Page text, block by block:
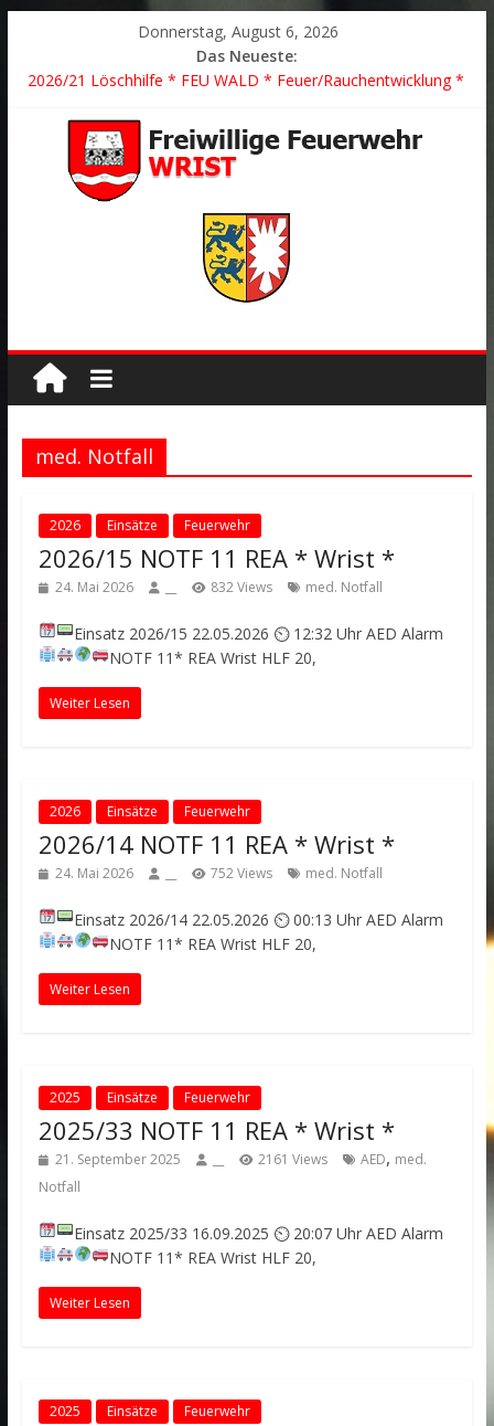
Donnerstag, August 6, 2026
Das Neueste:
2026/21 Löschhilfe * FEU WALD * Feuer/Rauchentwicklung *
2026/24 * TH G Y * PKW überschlagen *
2026/23 TH K Y * Person in festsitzendem Aufzug *
2026/22 TH Y * VU * 1 Person klemmt * Hingstheide
Der schönste Einsatz des Jahres 2026
med. Notfall
2026 Einsätze Feuerwehr
2026/15 NOTF 11 REA * Wrist *
24. Mai 2026 832 Views med. Notfall
Einsatz 2026/15 22.05.2026 ⏲ 12:32 Uhr AED Alarm
NOTF 11* REA Wrist HLF 20,
Weiter Lesen
2026 Einsätze Feuerwehr
2026/14 NOTF 11 REA * Wrist *
24. Mai 2026 752 Views med. Notfall
Einsatz 2026/14 22.05.2026 ⏲ 00:13 Uhr AED Alarm
NOTF 11* REA Wrist HLF 20,
Weiter Lesen
2025 Einsätze Feuerwehr
2025/33 NOTF 11 REA * Wrist *
21. September 2025 2161 Views AED, med.
Notfall
Einsatz 2025/33 16.09.2025 ⏲ 20:07 Uhr AED Alarm
NOTF 11* REA Wrist HLF 20,
Weiter Lesen
2025 Einsätze Feuerwehr